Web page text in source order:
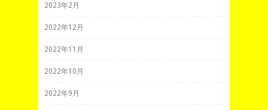
2023年2月
2022年12月
2022年11月
2022年10月
2022年9月